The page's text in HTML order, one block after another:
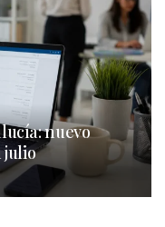
nuevo
julio